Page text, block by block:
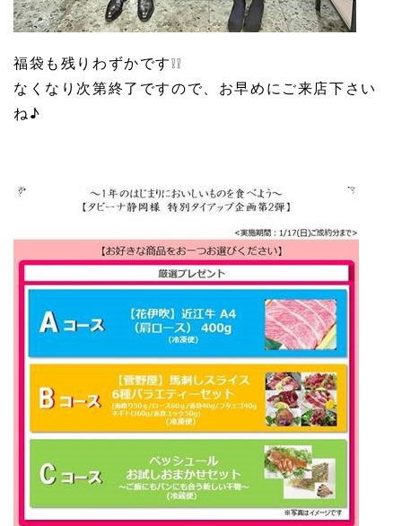
福袋も残りわずかです❕❕
なくなり次第終了ですので、お早めにご来店下さい
ね♪